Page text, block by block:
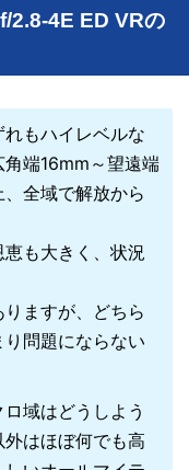
2.8-4E ED VRの
れもハイレベルな
端16mm～望遠端
全域で解放から
も大きく、状況
ますが、どちら
問題にならない
域はどうしよう
はほぼ何でも高